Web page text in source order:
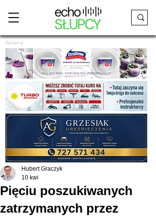
Reklama
Pięciu poszukiwanych
zatrzymanych przez
Hubert Graczyk
10 kwi